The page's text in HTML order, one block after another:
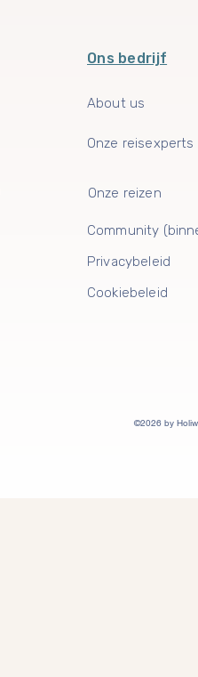
Ons bedrijf
About us
Onze reisexperts
Onze reizen
Community
Privacybeleid
Cookiebeleid
©2026 by